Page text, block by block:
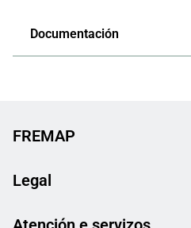
Documentación
FREMAP
Legal